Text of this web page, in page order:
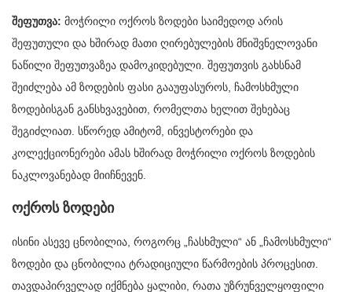
შეფუთვა: მოჭრილი ოქროს ზოდები საიმედოდ არის
შეფუთული და ხშირად მათი ღირებულების მნიშვნელოვანი
ნაწილი შეფუთვაზეა დამოკიდებული. შეფუთვის გახსნამ
შეიძლება ამ ზოდების ფასი გააუფასუროს, ჩამოსხმული
ზოდებისგან განსხვავებით, რომელთა ხელით შეხებაც
შეგიძლიათ. სწორედ ამიტომ, ინვესტორები და
კოლექციონერები ამას ხშირად მოჭრილი ოქროს ზოდების
ნაკლოვანებად მიიჩნევენ.
ოქროს ზოდები
ისინი ასევე ცნობილია, როგორც „ჩასხმული“ ან „ჩამოსხმული“
ზოდები და ცნობილია ტრადიციული წარმოების პროცესით.
თავდაპირველად იქმნება ყალიბი, რათა უზრუნველყოფილი